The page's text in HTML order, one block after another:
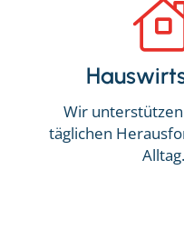
Wir
täglichen
Alltag.